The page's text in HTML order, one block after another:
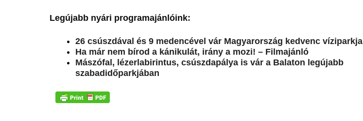
Legújabb nyári programajánlóink:
26 csúszdával és 9 medencével vár Magyarország kedvenc víziparkja
Ha már nem bírod a kánikulát, irány a mozi! – Filmajánló
Mászófal, lézerlabirintus, csúszdapálya is vár a Balaton legújabb
szabadidőparkjában